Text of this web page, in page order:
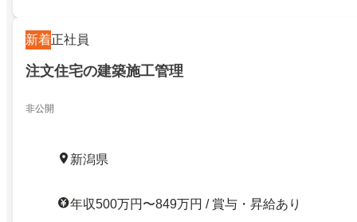
新着正社員
注文住宅の建築施工管理
非公開
新潟県
年収500万円〜849万円 / 賞与・昇給あり